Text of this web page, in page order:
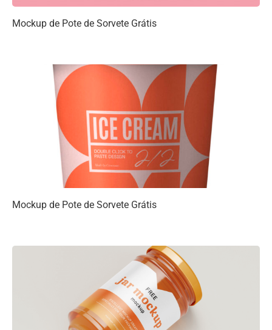
Mockup de Pote de Sorvete Grátis
Mockup de Pote de Sorvete Grátis